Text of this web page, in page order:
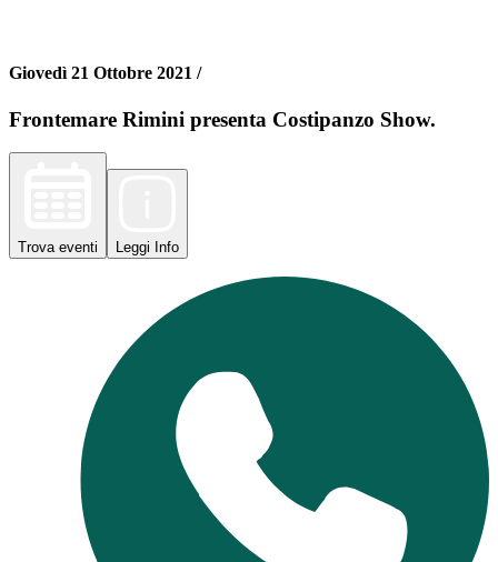
Giovedì 21 Ottobre 2021 /
Frontemare Rimini presenta Costipanzo Show.
Trova eventi Leggi Info